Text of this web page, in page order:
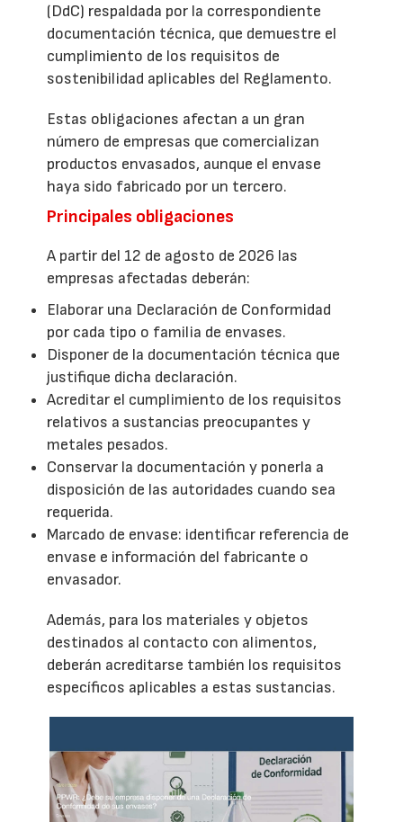
(DdC) respaldada por la correspondiente
documentación técnica, que demuestre el
cumplimiento de los requisitos de
sostenibilidad aplicables del Reglamento.
Estas obligaciones afectan a un gran
número de empresas que comercializan
productos envasados, aunque el envase
haya sido fabricado por un tercero.
Principales obligaciones
A partir del 12 de agosto de 2026 las
empresas afectadas deberán:
Elaborar una Declaración de Conformidad
por cada tipo o familia de envases.
Disponer de la documentación técnica que
justifique dicha declaración.
Acreditar el cumplimiento de los requisitos
relativos a sustancias preocupantes y
metales pesados.
Conservar la documentación y ponerla a
disposición de las autoridades cuando sea
requerida.
Marcado de envase: identificar referencia de
envase e información del fabricante o
envasador.
Además, para los materiales y objetos
destinados al contacto con alimentos,
deberán acreditarse también los requisitos
específicos aplicables a estas sustancias.